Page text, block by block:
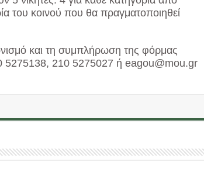
του κοινού που θα πραγματοποιηθεί
και τη συμπλήρωση της φόρμας
5275138, 210 5275027 ή eagou@mou.gr